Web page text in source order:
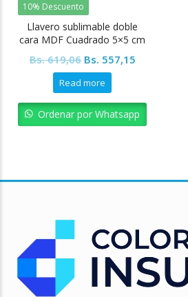
10% Descuento
Llavero sublimable doble
cara MDF Cuadrado 5×5 cm
Bs.619,06 Original
price
was:
Bs. 619,06.
Bs. 557,15Current
Bs. 557,15.
Read more
Ordenar por Whatsapp